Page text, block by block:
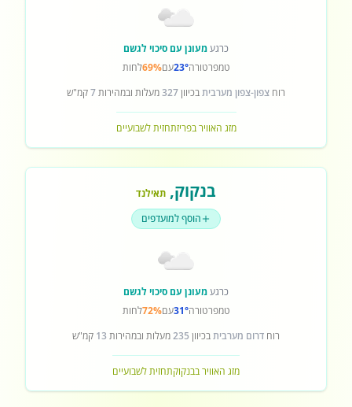
כרגעמעונן עם סיכוי לגשם
טמפרטורה23°עם69%לחות
רוח צפון-צפון מערביתבכיוון327מעלות ובמהירות7קמ"ש
מזג האוויר בפריזתחזית לשבועיים
בנקוק, תאילנד
הוסף למועדפים
כרגעמעונן עם סיכוי לגשם
טמפרטורה31°עם72%לחות
רוח דרום מערביתבכיוון 235מעלות ובמהירות 13 קמ"ש
מזג האוויר בבנקוקתחזית לשבועיים